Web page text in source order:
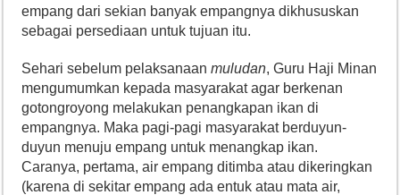
empang dari sekian banyak empangnya dikhususkan
sebagai persediaan untuk tujuan itu.
Sehari sebelum pelaksanaanmuludan, Guru Haji Minan
mengumumkan kepada masyarakat agar berkenan
gotongroyong melakukan penangkapan ikan di
empangnya. Maka pagi-pagi masyarakat berduyun-
duyun menuju empang untuk menangkap ikan.
Caranya, pertama, air empang ditimba atau dikeringkan
(karena di sekitar empang ada entuk atau mata air,